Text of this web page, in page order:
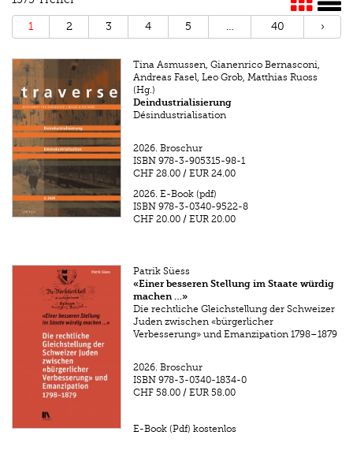
1 2 3 4 5 … 40 ›
Tina Asmussen, Gianenrico Bernasconi,
Andreas Fasel, Leo Grob, Matthias Ruoss
(Hg.)
Deindustrialisierung
Désindustrialisation
2026. Broschur
ISBN 978-3-905315-98-1
CHF 28.00 /EUR 24.00
2026. E-Book (pdf)
ISBN 978-3-0340-9522-8
CHF 20.00 /EUR 20.00
Patrik Süess
«Einer besseren Stellung im Staate würdig
machen …»
Die rechtliche Gleichstellung der Schweizer
Juden zwischen «bürgerlicher
Verbesserung» und Emanzipation 1798–1879
2026. Broschur
ISBN 978-3-0340-1834-0
CHF 58.00 /EUR 58.00
E-Book (Pdf) kostenlos